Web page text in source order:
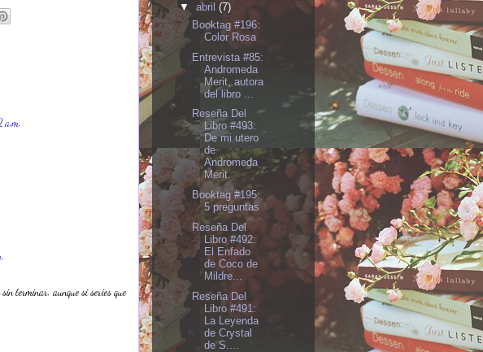
terminar, aunque si series que
▼ abril (7)
Booktag #196:
Color Rosa
Entrevista #85:
Andromeda
Merit, autora
del libro ...
Reseña Del
Libro #493:
De mi utero
de
Andromeda
Merit
Booktag #195:
5 preguntas
Reseña Del
Libro #492:
El Enfado
de Coco de
Mildre...
Reseña Del
Libro #491:
La Leyenda
de Crystal
de S....